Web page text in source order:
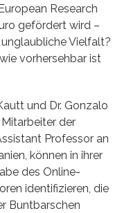
Research
gefördert wird –
Vielfalt?
vorhersehbar ist
und Dr. Gonzalo
der
Professor an
können in ihrer
des Online-
identifizieren, die
Buntbarschen